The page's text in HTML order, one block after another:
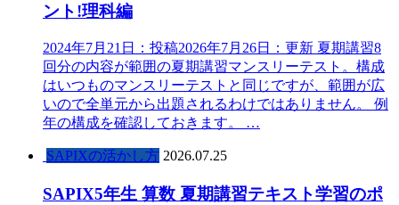
ント!理科編
2024年7月21日：投稿2026年7月26日：更新 夏期講習8
回分の内容が範囲の夏期講習マンスリーテスト。構成
はいつものマンスリーテストと同じですが、範囲が広
いので全単元から出題されるわけではありません。 例
年の構成を確認しておきます。 …
SAPIXの活かし方 2026.07.25
SAPIX5年生 算数 夏期講習テキスト学習のポ